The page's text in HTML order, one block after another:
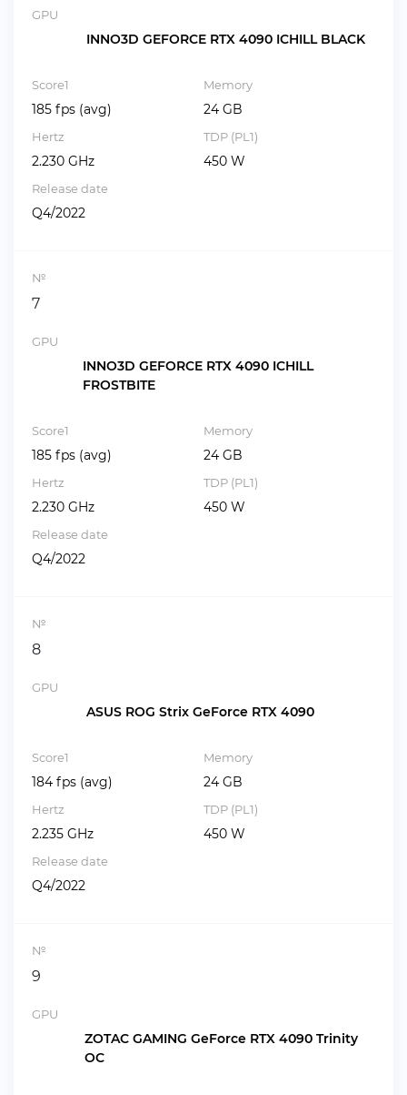
GPU
INNO3D GEFORCE RTX 4090 ICHILL BLACK
Score1
185 fps (avg)
Memory
24 GB
Hertz
2.230 GHz
TDP (PL1)
450 W
Release date
Q4/2022
№
7
GPU
INNO3D GEFORCE RTX 4090 ICHILL
FROSTBITE
Score1
185 fps (avg)
Memory
24 GB
Hertz
2.230 GHz
TDP (PL1)
450 W
Release date
Q4/2022
№
8
GPU
ASUS ROG Strix GeForce RTX 4090
Score1
184 fps (avg)
Memory
24 GB
Hertz
2.235 GHz
TDP (PL1)
450 W
Release date
Q4/2022
№
9
GPU
ZOTAC GAMING GeForce RTX 4090 Trinity
OC